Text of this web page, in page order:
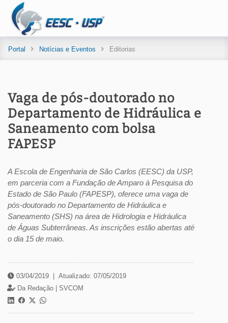
Portal Notícias e Eventos Editorias
Vaga de pós-doutorado no
Departamento de Hidráulica e
Saneamento com bolsa
FAPESP
A Escola de Engenharia de São Carlos (EESC) da USP,
em parceria com a Fundação de Amparo à Pesquisa do
Estado de São Paulo (FAPESP), oferece uma vaga de
pós-doutorado no Departamento de Hidráulica e
Saneamento (SHS) na área de Hidrologia e Hidráulica
de Águas Subterrâneas. As inscrições estão abertas até
o dia 15 de maio.
03/04/2019
Atualizado: 07/05/2019
Da Redação | SVCOM